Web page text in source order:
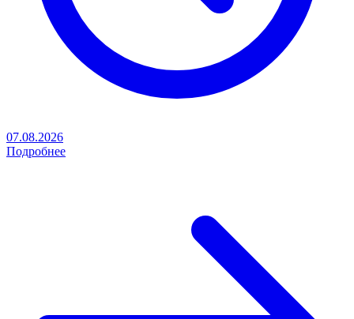
07.08.2026
Подробнее